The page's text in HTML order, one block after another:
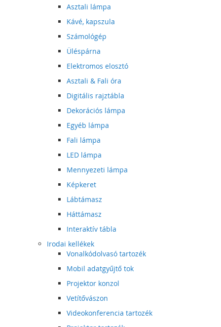
Asztali lámpa
Kávé, kapszula
Számológép
Üléspárna
Elektromos elosztó
Asztali & Fali óra
Digitális rajztábla
Dekorációs lámpa
Egyéb lámpa
Fali lámpa
LED lámpa
Mennyezeti lámpa
Képkeret
Lábtámasz
Háttámasz
Interaktív tábla
Irodai kellékek
Vonalkódolvasó tartozék
Mobil adatgyűjtő tok
Projektor konzol
Vetítővászon
Videokonferencia tartozék